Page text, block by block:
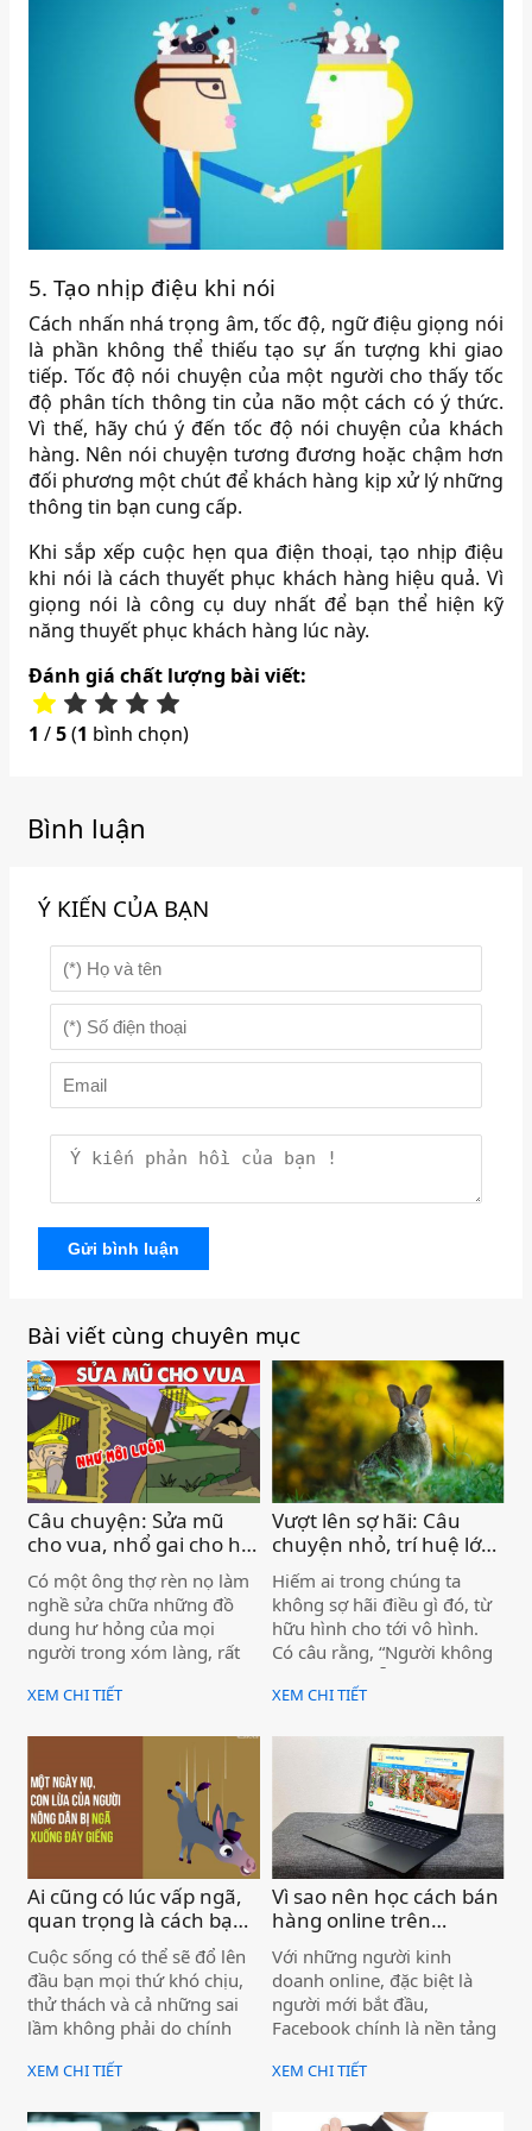
5. Tạo nhịp điệu khi nói
Cách nhấn nhá trọng âm, tốc độ, ngữ điệu giọng nói
là phần không thể thiếu tạo sự ấn tượng khi giao
tiếp. Tốc độ nói chuyện của một người cho thấy tốc
độ phân tích thông tin của não một cách có ý thức.
Vì thế, hãy chú ý đến tốc độ nói chuyện của khách
hàng. Nên nói chuyện tương đương hoặc chậm hơn
đối phương một chút để khách hàng kịp xử lý những
thông tin bạn cung cấp.
Khi sắp xếp cuộc hẹn qua điện thoại, tạo nhịp điệu
khi nói là cách thuyết phục khách hàng hiệu quả. Vì
giọng nói là công cụ duy nhất để bạn thể hiện kỹ
năng thuyết phục khách hàng lúc này.
Đánh giá chất lượng bài viết:
1 /5(1 bình chọn)
Bình luận
Ý KIẾN CỦA BẠN
Gửi bình luận
Bài viết cùng chuyên mục
Câu chuyện: Sửa mũ
cho vua, nhổ gai cho hổ
Có một ông thợ rèn nọ làm
nghề sửa chữa những đồ
dung hư hỏng của mọi
người trong xóm làng, rất
cả cũng phải chăng nên ông
thể nuổi cả gia đình mình.
XEM CHI TIẾT
Vượt lên sợ hãi: Câu
chuyện nhỏ, trí huệ lớn
Hiếm ai trong chúng ta
không sợ hãi điều gì đó, từ
hữu hình cho tới vô hình.
Có câu rằng, “Người không
chinh phục nỗi sợ hãi hàng
ngày thì chưa học được bí
Waldo Emerson). Hy vọng
hai câu chuyện dưới đây sẽ
gợi mở cho bạn cách vượt
lên nỗi sợ hãi của chính
mình.
XEM CHI TIẾT
Ai cũng có lúc vấp ngã,
quan trọng là cách bạn
đứng lên thế nào )
Cuộc sống có thể sẽ đổ lên
đầu bạn mọi thứ khó chịu,
thử thách và cả những sai
lầm không phải do chính
bạn cần làm không phải là
phận, mà là vượt lên trên số
XEM CHI TIẾT
Vì sao nên học cách bán
hàng online trên
Facebook? )
Với những người kinh
doanh online, đặc biệt là
người mới bắt đầu,
Facebook chính là nền tảng
mang lại nhiều doanh thu.
hàng online cơ bản hoàn
XEM CHI TIẾT